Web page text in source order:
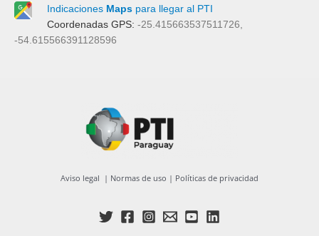
Indicaciones Mapspara llegar al PTI
Coordenadas GPS: -25.415663537511726,
-54.615566391128596
Aviso legal | Normas de uso | Políticas de privacidad